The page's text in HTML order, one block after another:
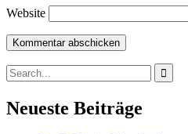
Website
Search
for:
Neueste Beiträge